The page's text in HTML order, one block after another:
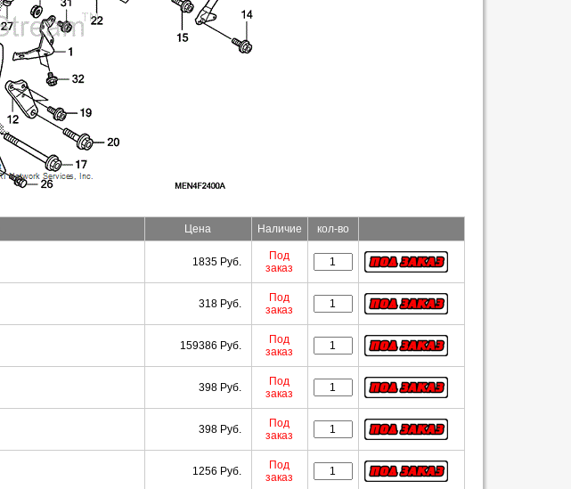
Цена Наличие кол-во
1835 Руб.
Под
заказ
318 Руб.
Под
заказ
159386 Руб.
Под
заказ
398 Руб.
Под
заказ
398 Руб.
Под
заказ
1256 Руб.
Под
заказ